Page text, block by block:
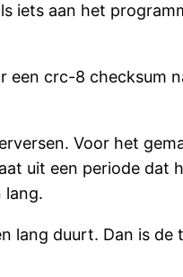
iets aan het
crc-8 checksum
Voor het
uit een periode
lang.
duurt. Dan is